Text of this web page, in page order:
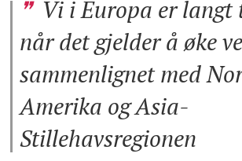
Vi i Europa er langt
når det gjelder å øke
sammenlignet med
Amerika og Asia-
Stillehavsregionen